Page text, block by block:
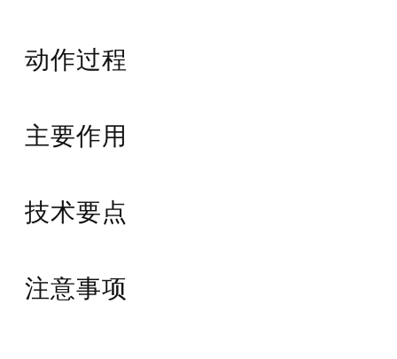
动作过程
主要作用
技术要点
注意事项